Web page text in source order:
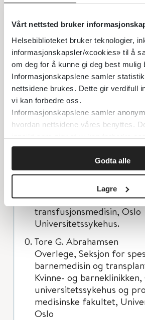
Vårt nettsted bruker
Helsebiblioteket bruker teknologier,
informasjonskapsler/«cookies» til å
om deg for å kunne gi deg best mulig
Informasjonskapslene samler
nettsidene brukes. Dette gir verdifull
vi kan forbedre oss.
Informasjonskapslene samler
hvordan nettsidene våres benyttes.
innsikt som gjør at vi kan forbedre
Godta alle
Lagre
Hans Christian Erichsen
Overlege, PhD, Seksjon
barnemedisin og
og barneklinikken,
Universitetssykehus
Henrik Døllner
Seksjonsoverlege, Barne-
ungdomsklinikken, St.
førsteamanuensis,
laboratoriefag, barne- og
Liv Osnes
Overlege, PhD, Enhet for
immunologi og flow
for
Avdeling for immunologi
transfusjonsmedisin, Oslo
Universitetssykehus.
Tore G. Abrahamsen
Overlege, Seksjon for
barnemedisin og
Kvinne- og barneklinikken,
universitetssykehus og
medisinske fakultet,
Oslo